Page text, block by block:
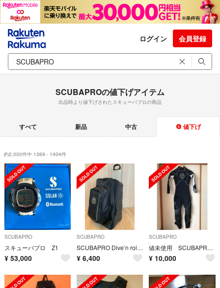
ログイン 会員登録
SCUBAPROの値下げアイテム
出品時より値下げされたスキューバプロの商品
すべて 新品 中古 値下げ
約2,000件中 1369 - 1404件
SCUBAPRO
スキューバプロ Z1
¥ 53,000
SCUBAPRO
SCUBAPRO Dive’n roll キャリーバッグ
¥ 6,400
SCUBAPRO
値未使用 SCUBAPRO ウェットスーツ レディース 5mm
¥ 10,000